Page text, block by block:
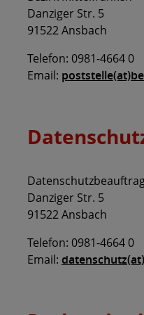
Danziger Str. 5
91522 Ansbach
Telefon: 0981-4664 0
Email:
Danziger Str. 5
91522 Ansbach
Telefon: 0981-4664 0
Email: